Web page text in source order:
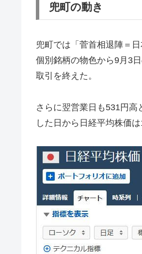
兜町の動き
兜町では「菅首相退陣＝
個別銘柄の物色から9月3
取引を終えた。
さらに翌営業日も531円高
した日から日経平均株価